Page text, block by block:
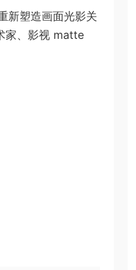
新塑造画面光影关
家、影视 matte